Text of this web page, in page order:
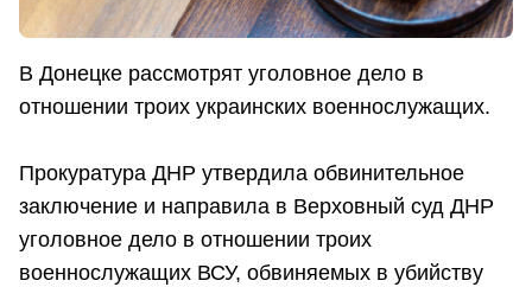
В Донецке рассмотрят уголовное дело в
отношении троих украинских военнослужащих.
Прокуратура ДНР утвердила обвинительное
заключение и направила в Верховный суд ДНР
уголовное дело в отношении троих
военнослужащих ВСУ, обвиняемых в убийству